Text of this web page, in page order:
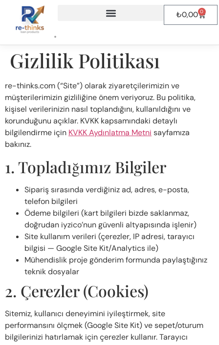
₺0,00 0
Gizlilik Politikası
re-thinks.com (“Site”) olarak ziyaretçilerimizin ve
müşterilerimizin gizliliğine önem veriyoruz. Bu politika,
kişisel verilerinizin nasıl toplandığını, kullanıldığını ve
korunduğunu açıklar. KVKK kapsamındaki detaylı
bilgilendirme için KVKK Aydınlatma Metni sayfamıza
bakınız.
1. Topladığımız Bilgiler
Sipariş sırasında verdiğiniz ad, adres, e-posta,
telefon bilgileri
Ödeme bilgileri (kart bilgileri bizde saklanmaz,
doğrudan iyzico’nun güvenli altyapısında işlenir)
Site kullanım verileri (çerezler, IP adresi, tarayıcı
bilgisi — Google Site Kit/Analytics ile)
Mühendislik proje gönderim formunda paylaştığınız
teknik dosyalar
2. Çerezler (Cookies)
Sitemiz, kullanıcı deneyimini iyileştirmek, site
performansını ölçmek (Google Site Kit) ve sepet/oturum
bilgilerinizi hatırlamak için çerezler kullanır. Tarayıcı